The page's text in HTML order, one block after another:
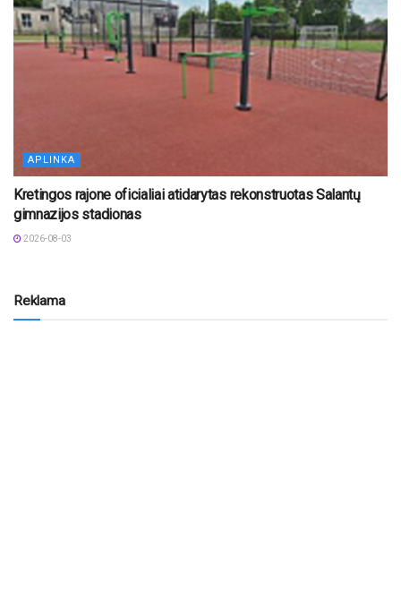
APLINKA
Kretingos rajone oficialiai atidarytas rekonstruotas Salantų
gimnazijos stadionas
2026-08-03
Reklama